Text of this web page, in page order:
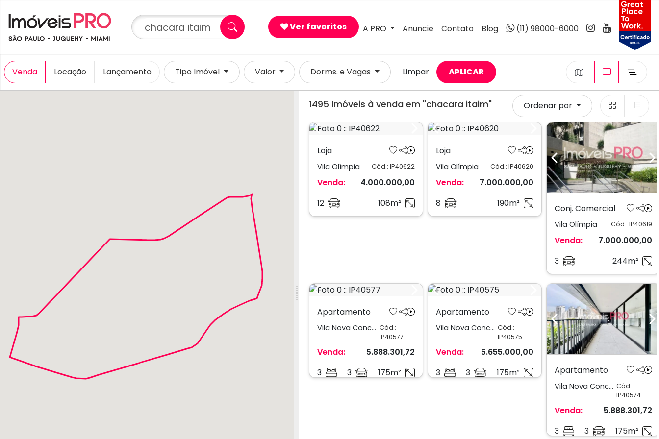
chacara itaim × Ver favoritos A PRO Anuncie Contato Blog (11) 98000-6000
Venda Locação Lançamento Tipo Imóvel Valor Dorms. e Vagas Limpar APLICAR
1495 Imóveis à venda em "chacara itaim" Ordenar por
Previous
Next
Loja
Vila Olímpia Cód.: IP40622
Venda:
4.000.000,00
12
108m²
Previous
Next
Loja
Vila Olímpia Cód.: IP40620
Venda:
7.000.000,00
8
190m²
Previous
Conj. Comercial
Vila Olímpia Cód.: IP40619
Venda:
7.000.000,00
3
244m²
Previous
Next
Apartamento
Vila Nova Conceição Cód.:
IP40577
Venda:
5.888.301,72
3
3 175m²
Previous
Next
Apartamento
Vila Nova Conceição Cód.:
IP40575
Venda:
5.655.000,00
3
3 175m²
Previous
Apartamento
Vila Nova Conceição Cód.:
IP40574
Venda:
5.888.301,72
3
3 175m²